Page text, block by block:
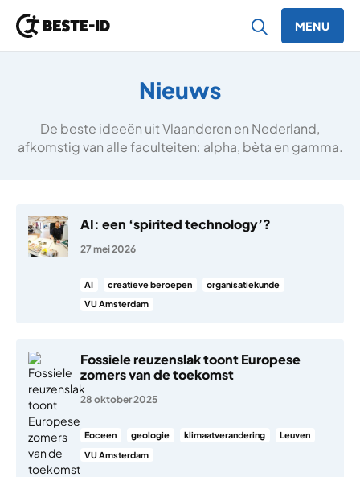
MENU
Nieuws
De beste ideeën uit Vlaanderen en Nederland,
afkomstig van alle faculteiten: alpha, bèta en gamma.
AI: een ‘spirited technology’?
27 mei 2026
AI creatieve beroepen
organisatiekunde
VU Amsterdam
Fossiele reuzenslak toont Europese
zomers van de toekomst
28 oktober 2025
Eoceen geologie klimaatverandering
Leuven
VU Amsterdam